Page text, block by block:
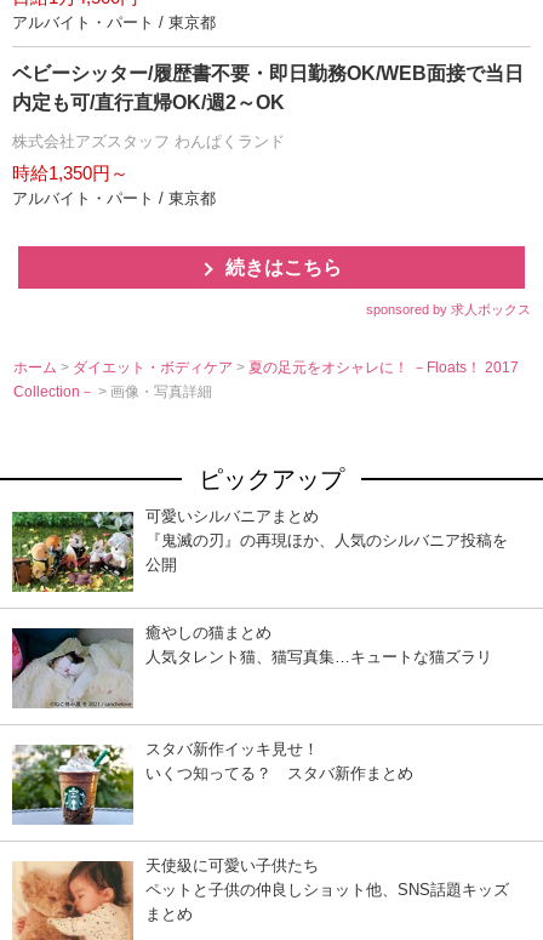
アルバイト・パート / 東京都
ベビーシッター/履歴書不要・即日勤務OK/WEB面接で当日
内定も可/直行直帰OK/週2～OK
株式会社アズスタッフ わんぱくランド
時給1,350円～
アルバイト・パート / 東京都
続きはこちら
sponsored by 求人ボックス
ホーム > ダイエット・ボディケア> 夏の足元をオシャレに！ －Floats！ 2017
Collection－> 画像・写真詳細
ピックアップ
可愛いシルバニアまとめ
『鬼滅の刃』の再現ほか、人気のシルバニア投稿を
公開
癒やしの猫まとめ
人気タレント猫、猫写真集…キュートな猫ズラリ
スタバ新作イッキ見せ！
いくつ知ってる？ スタバ新作まとめ
天使級に可愛い子供たち
ペットと子供の仲良しショット他、SNS話題キッズ
まとめ